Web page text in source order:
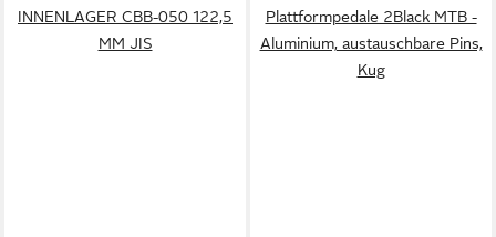
INNENLAGER CBB-050 122,5
MM JIS
Plattformpedale 2Black MTB -
Aluminium, austauschbare Pins,
Kug